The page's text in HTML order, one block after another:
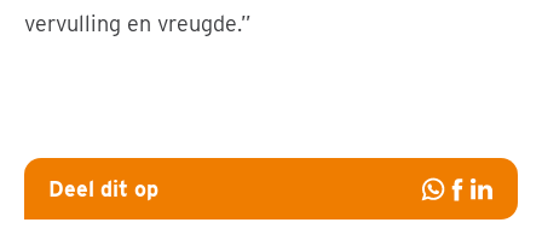
vervulling en vreugde.”
het Rehabilitation Training Center of Excellence in
Deel dit op
DeelDeel
Deel